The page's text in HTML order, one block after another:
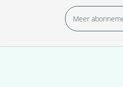
Meer